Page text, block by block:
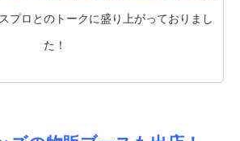
プロとのトークに盛り上がっておりまし
た！